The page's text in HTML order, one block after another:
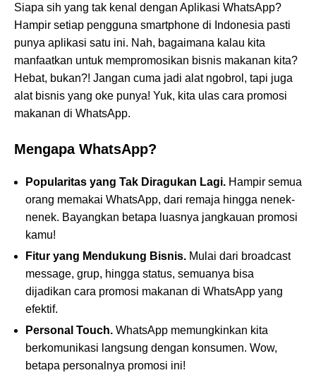
Siapa sih yang tak kenal dengan Aplikasi WhatsApp?
Hampir setiap pengguna smartphone di Indonesia pasti
punya aplikasi satu ini. Nah, bagaimana kalau kita
manfaatkan untuk mempromosikan bisnis makanan kita?
Hebat, bukan?! Jangan cuma jadi alat ngobrol, tapi juga
alat bisnis yang oke punya! Yuk, kita ulas cara promosi
makanan di WhatsApp.
Mengapa WhatsApp?
Popularitas yang Tak Diragukan Lagi. Hampir semua
orang memakai WhatsApp, dari remaja hingga nenek-
nenek. Bayangkan betapa luasnya jangkauan promosi
kamu!
Fitur yang Mendukung Bisnis. Mulai dari broadcast
message, grup, hingga status, semuanya bisa
dijadikan cara promosi makanan di WhatsApp yang
efektif.
Personal Touch. WhatsApp memungkinkan kita
berkomunikasi langsung dengan konsumen. Wow,
betapa personalnya promosi ini!